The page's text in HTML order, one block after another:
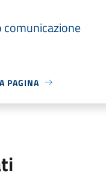
comunicazione
PAGINA